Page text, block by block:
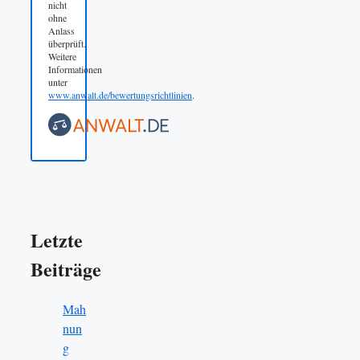
nicht
ohne
Anlass
überprüft.
Weitere
Informationen
unter
www.anwalt.de/bewertungsrichtlinien.
Letzte
Beiträge
Mah
nun
g